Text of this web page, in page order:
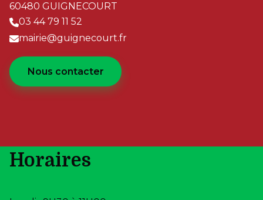
60480 GUIGNECOURT
03 44 79 11 52
mairie@guignecourt.fr
Nous contacter
Horaires